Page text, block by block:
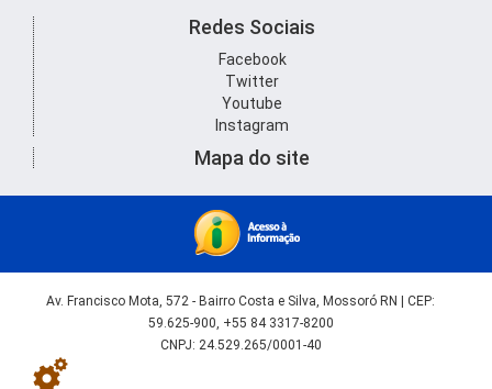
Redes Sociais
Facebook
Twitter
Youtube
Instagram
Mapa do site
Av. Francisco Mota, 572 - Bairro Costa e Silva, Mossoró RN | CEP:
59.625-900, +55 84 3317-8200
CNPJ: 24.529.265/0001-40